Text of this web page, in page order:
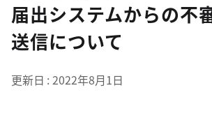
届出システムからの不
送信について
更新日 2022年8月1日